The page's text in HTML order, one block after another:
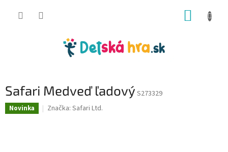
Safari Medveď ľadový S273329
Novinka Značka: Safari Ltd.